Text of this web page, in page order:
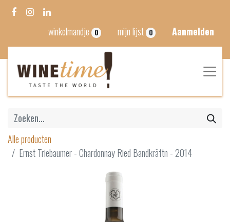
winkelmandje 0 mijn lijst 0 Aanmelden
Alle producten
Ernst Triebaumer - Chardonnay Ried Bandkräftn - 2014